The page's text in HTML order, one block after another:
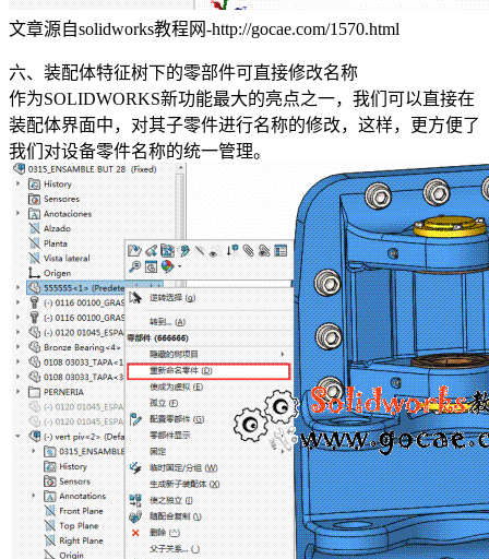
文章源自solidworks教程网-http://gocae.com/1570.html
六、装配体特征树下的零部件可直接修改名称
作为SOLIDWORKS新功能最大的亮点之一，我们可以直接在
装配体界面中，对其子零件进行名称的修改，这样，更方便了
我们对设备零件名称的统一管理。